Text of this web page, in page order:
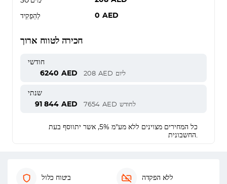
לְהַפְקִיד 0 AED
חכירה לטווח ארוך
חודשי
6240 AED 208 AED ליום
שנתי
91 844 AED 7654 AED לחודש
כל המחירים מצוינים ללא מע"מ 5%, אשר יתווסף בעת
החשבונית.
ביטוח כלול ללא הפקדה